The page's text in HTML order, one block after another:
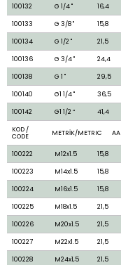
100132 G 1/4 " 16,4
100133 G 3/8 " 15,8
100134 G 1/2 " 21,5
100136 G 3/4 " 24,4
100138 G 1 " 29,5
100140 G1 1/4 " 36,5
100142 G1 1/2 “ 41,4
KOD /
CODE
METRİK/METRIC AA
100222 M12x1.5 15,8
100223 M14x1.5 15,8
100224 M16x1.5 15,8
100225 M18x1.5 21,5
100226 M20x1.5 21,5
100227 M22x1.5 21,5
100228 M24x1,5 21,5